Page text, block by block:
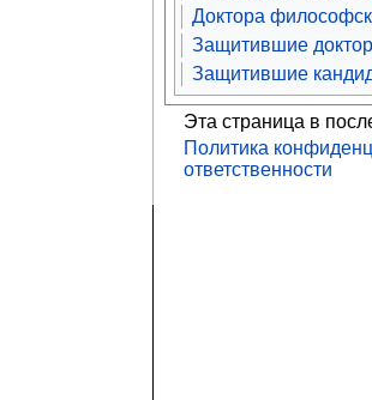
Доктора
Защитившие
Защитившие
Эта страница в
Политика
ответственности